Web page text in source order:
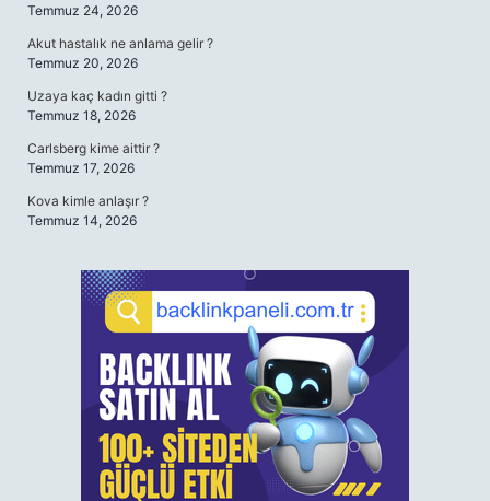
Temmuz 24, 2026
Akut hastalık ne anlama gelir ?
Temmuz 20, 2026
Uzaya kaç kadın gitti ?
Temmuz 18, 2026
Carlsberg kime aittir ?
Temmuz 17, 2026
Kova kimle anlaşır ?
Temmuz 14, 2026